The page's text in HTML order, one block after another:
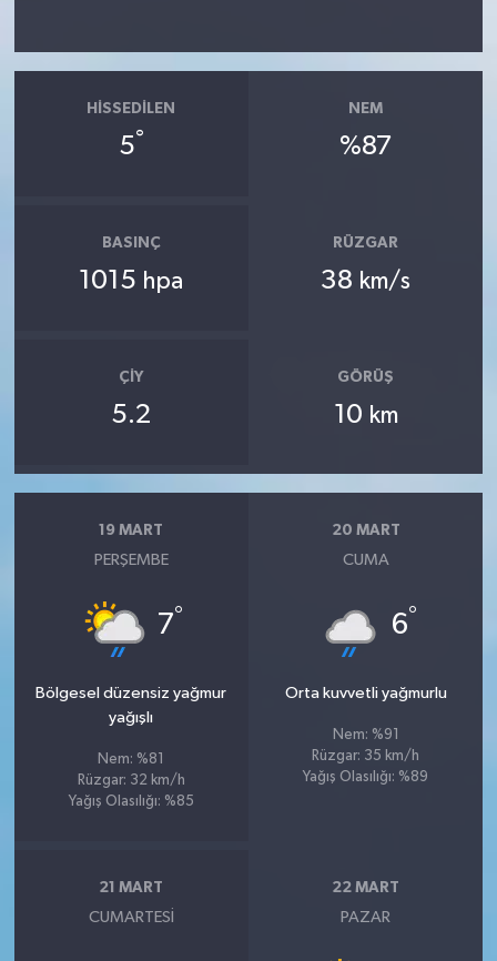
HISSEDILEN
5°
NEM
%87
BASINÇ
1015 hpa
RÜZGAR
38 km/s
ÇIY
5.2
GÖRÜŞ
10 km
19 MART
PERŞEMBE
7°
Bölgesel düzensiz yağmur
yağışlı
Nem: %81
Rüzgar: 32 km/h
Yağış Olasılığı: %85
20 MART
CUMA
6°
Orta kuvvetli yağmurlu
Nem: %91
Rüzgar: 35 km/h
Yağış Olasılığı: %89
21 MART
CUMARTESI
22 MART
PAZAR